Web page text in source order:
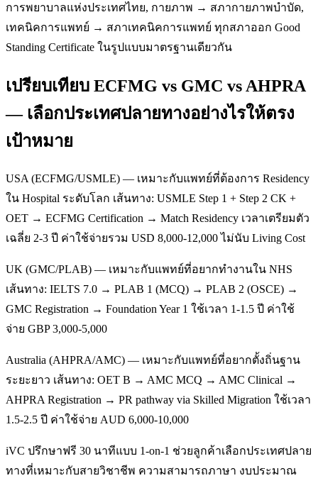
การพยาบาลแห่งประเทศไทย, กายภาพ → สภากายภาพบำบัด,
เทคนิคการแพทย์ → สภาเทคนิคการแพทย์ ทุกสภาออก Good
Standing Certificate ในรูปแบบมาตรฐานเดียวกัน
เปรียบเทียบ ECFMG vs GMC vs AHPRA
— เลือกประเทศปลายทางอย่างไรให้ตรง
เป้าหมาย
USA (ECFMG/USMLE) — เหมาะกับแพทย์ที่ต้องการ Residency
ใน Hospital ระดับโลก เส้นทาง: USMLE Step 1 + Step 2 CK +
OET → ECFMG Certification → Match Residency เวลาเตรียมตัว
เฉลี่ย 2-3 ปี ค่าใช้จ่ายรวม USD 8,000-12,000 ไม่นับ Living Cost
UK (GMC/PLAB) — เหมาะกับแพทย์ที่อยากทำงานใน NHS
เส้นทาง: IELTS 7.0 → PLAB 1 (MCQ) → PLAB 2 (OSCE) →
GMC Registration → Foundation Year 1 ใช้เวลา 1-1.5 ปี ค่าใช้
จ่าย GBP 3,000-5,000
Australia (AHPRA/AMC) — เหมาะกับแพทย์ที่อยากตั้งถิ่นฐาน
ระยะยาว เส้นทาง: OET B → AMC MCQ → AMC Clinical →
AHPRA Registration → PR pathway via Skilled Migration ใช้เวลา
1.5-2.5 ปี ค่าใช้จ่าย AUD 6,000-10,000
iVC ปรึกษาฟรี 30 นาทีแบบ 1-on-1 ช่วยลูกค้าเลือกประเทศปลาย
ทางที่เหมาะกับสายวิชาชีพ ความสามารถภาษา งบประมาณ